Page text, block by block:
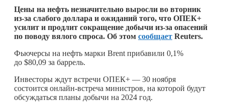
Цены на нефть незначительно выросли во вторник
из-за слабого доллара и ожиданий того, что ОПЕК+
уcилит и продлит сокращение добычи из-за опасений
по поводу вялого спроса. Об этом сообщает Reuters.
Фьючерсы на нефть марки Brent прибавили 0,1%
до $80,09 за баррель.
Инвесторы ждут встречи ОПЕК+ — 30 ноября
состоится онлайн-встреча министров, на которой будут
обсуждаться планы добычи на 2024 год.